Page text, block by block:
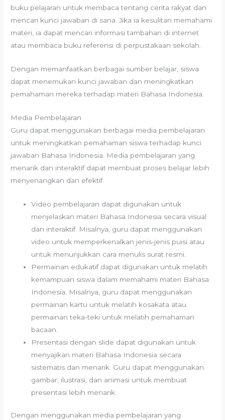
buku pelajaran untuk membaca tentang cerita rakyat dan
mencari kunci jawaban di sana. Jika ia kesulitan memahami
materi, ia dapat mencari informasi tambahan di internet
atau membaca buku referensi di perpustakaan sekolah.
Dengan memanfaatkan berbagai sumber belajar, siswa
dapat menemukan kunci jawaban dan meningkatkan
pemahaman mereka terhadap materi Bahasa Indonesia.
Media Pembelajaran
Guru dapat menggunakan berbagai media pembelajaran
untuk meningkatkan pemahaman siswa terhadap kunci
jawaban Bahasa Indonesia. Media pembelajaran yang
menarik dan interaktif dapat membuat proses belajar lebih
menyenangkan dan efektif.
Video pembelajaran dapat digunakan untuk
menjelaskan materi Bahasa Indonesia secara visual
dan interaktif. Misalnya, guru dapat menggunakan
video untuk memperkenalkan jenis-jenis puisi atau
untuk menunjukkan cara menulis surat resmi.
Permainan edukatif dapat digunakan untuk melatih
kemampuan siswa dalam memahami materi Bahasa
Indonesia. Misalnya, guru dapat menggunakan
permainan kartu untuk melatih kosakata atau
permainan teka-teki untuk melatih pemahaman
bacaan.
Presentasi dengan slide dapat digunakan untuk
menyajikan materi Bahasa Indonesia secara
sistematis dan menarik. Guru dapat menggunakan
gambar, ilustrasi, dan animasi untuk membuat
presentasi lebih menarik.
Dengan menggunakan media pembelajaran yang